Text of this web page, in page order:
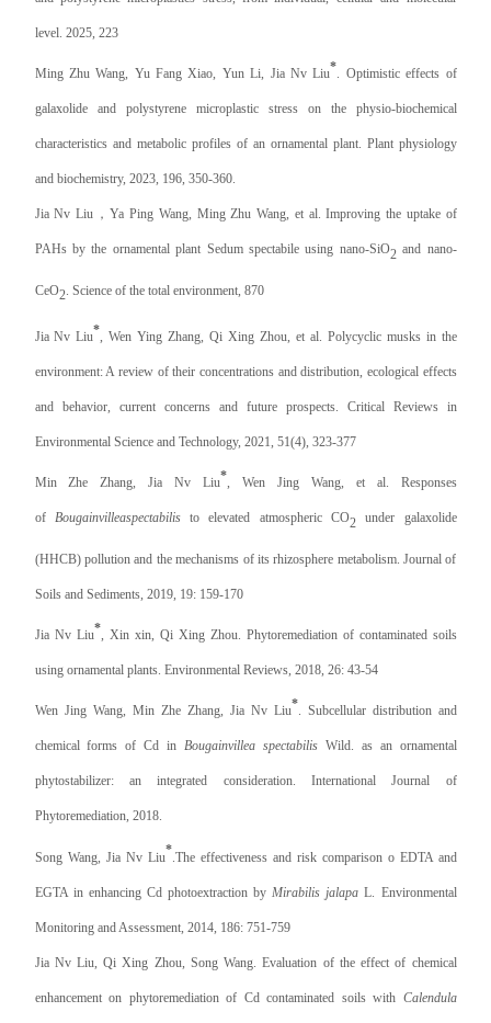
level. 2025, 223
Ming Zhu Wang, Yu Fang Xiao, Yun Li, Jia Nv Liu*. Optimistic effects of
galaxolide and polystyrene microplastic stress on the physio-biochemical
characteristics and metabolic profiles of an ornamental plant. Plant physiology
and biochemistry, 2023, 196, 350-360.
Jia Nv Liu，Ya Ping Wang, Ming Zhu Wang, et al. Improving the uptake of
PAHs by the ornamental plant Sedum spectabile using nano-SiO2and nano-
CeO2. Science of the total environment, 870
Jia Nv Liu*, Wen Ying Zhang, Qi Xing Zhou, et al. Polycyclic musks in the
environment: A review of their concentrations and distribution, ecological effects
and behavior, current concerns and future prospects. Critical Reviews in
Environmental Science and Technology, 2021, 51(4), 323-377
Min Zhe Zhang, Jia Nv Liu*, Wen Jing Wang, et al. Responses
of Bougainvilleaspectabilisto elevated atmospheric CO2under galaxolide
(HHCB) pollution and the mechanisms of its rhizosphere metabolism. Journal of
Soils and Sediments, 2019, 19: 159-170
Jia Nv Liu*, Xin xin, Qi Xing Zhou. Phytoremediation of contaminated soils
using ornamental plants. Environmental Reviews, 2018, 26: 43-54
Wen Jing Wang, Min Zhe Zhang, Jia Nv Liu*. Subcellular distribution and
chemical forms of Cd in Bougainvillea spectabilisWild. as an ornamental
phytostabilizer: an integrated consideration. International Journal of
Phytoremediation, 2018.
Song Wang, Jia Nv Liu* .The effectiveness and risk comparison o EDTA and
EGTA in enhancing Cd photoextraction by Mirabilis jalapa L. Environmental
Monitoring and Assessment, 2014, 186: 751-759
Jia Nv Liu, Qi Xing Zhou, Song Wang. Evaluation of the effect of chemical
enhancement on phytoremediation of Cd contaminated soils with Calendula